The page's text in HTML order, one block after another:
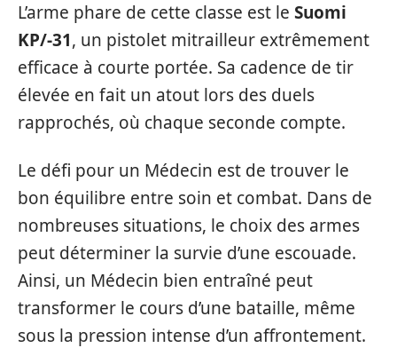
L’arme phare de cette classe est le Suomi
KP/-31, un pistolet mitrailleur extrêmement
efficace à courte portée. Sa cadence de tir
élevée en fait un atout lors des duels
rapprochés, où chaque seconde compte.
Le défi pour un Médecin est de trouver le
bon équilibre entre soin et combat. Dans de
nombreuses situations, le choix des armes
peut déterminer la survie d’une escouade.
Ainsi, un Médecin bien entraîné peut
transformer le cours d’une bataille, même
sous la pression intense d’un affrontement.